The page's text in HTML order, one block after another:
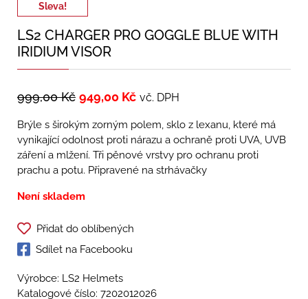
Sleva!
LS2 CHARGER PRO GOGGLE BLUE WITH
IRIDIUM VISOR
999,00Kč 949,00 Kč vč. DPH
Brýle s širokým zorným polem, sklo z lexanu, které má
vynikající odolnost proti nárazu a ochraně proti UVA, UVB
záření a mlžení. Tři pěnové vrstvy pro ochranu proti
prachu a potu. Připravené na strhávačky
Není skladem
Přidat do oblíbených
Sdílet na Facebooku
Výrobce: LS2 Helmets
Katalogové číslo: 7202012026